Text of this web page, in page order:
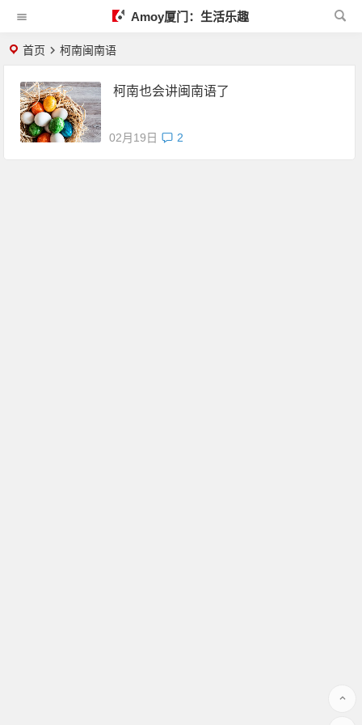
Amoy厦门：生活乐趣
首页 柯南闽南语
柯南也会讲闽南语了
02月19日 2